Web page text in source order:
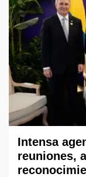
Intensa
reuniones,